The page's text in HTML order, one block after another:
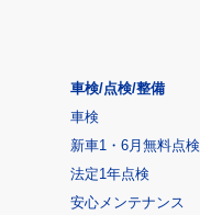
車検/点検/整備
車検
新車1・6月無料点検
法定1年点検
安心メンテナンス